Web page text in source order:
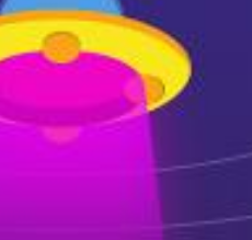
财务凭证密集柜
2400*1300*960mm